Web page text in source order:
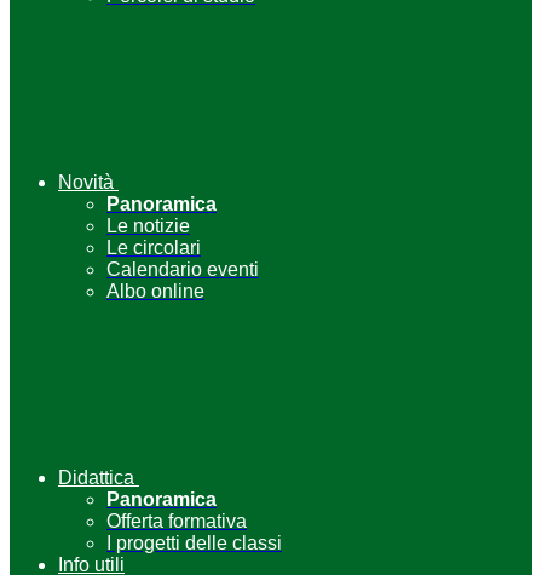
Novità
Panoramica
Le notizie
Le circolari
Calendario eventi
Albo online
Didattica
Panoramica
Offerta formativa
I progetti delle classi
Info utili